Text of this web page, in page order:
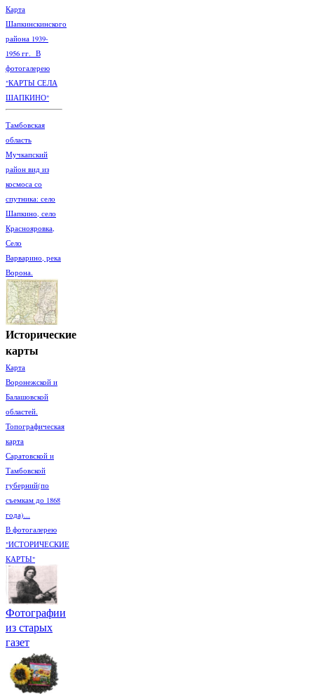
Карта
Шапкинскинского
района 1939-
1956 гг. В
фотогалерею
"КАРТЫ СЕЛА
ШАПКИНО"
Тамбовская
область
Мучкапский
район вид из
космоса со
спутника: село
Шапкино, село
Краснояровка,
Село
Варварино, река
Ворона.
Исторические
карты
Карта
Воронежской и
Балашовской
областей.
Топографическая
карта
Саратовской и
Тамбовской
губерний(по
съемкам до 1868
года)...
В фотогалерею
"ИСТОРИЧЕСКИЕ
КАРТЫ"
Фотографии
из старых
газет